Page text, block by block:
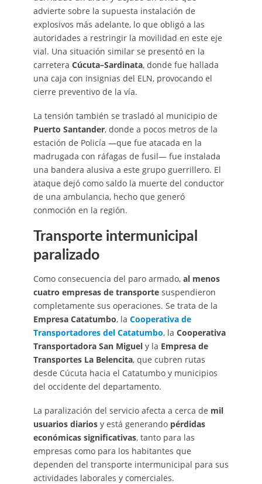
advierte sobre la supuesta instalación de
explosivos más adelante, lo que obligó a las
autoridades a restringir la movilidad en este eje
vial. Una situación similar se presentó en la
carretera Cúcuta–Sardinata, donde fue hallada
una caja con insignias del ELN, provocando el
cierre preventivo de la vía.
La tensión también se trasladó al municipio de
Puerto Santander, donde a pocos metros de la
estación de Policía —que fue atacada en la
madrugada con ráfagas de fusil— fue instalada
una bandera alusiva a este grupo guerrillero. El
ataque dejó como saldo la muerte del conductor
de una ambulancia, hecho que generó
conmoción en la región.
Transporte intermunicipal
paralizado
Como consecuencia del paro armado, al menos
cuatro empresas de transportesuspendieron
completamente sus operaciones. Se trata de la
Empresa Catatumbo, la Cooperativa de
Transportadores del Catatumbo, la Cooperativa
Transportadora San Miguely la Empresa de
Transportes La Belencita, que cubren rutas
desde Cúcuta hacia el Catatumbo y municipios
del occidente del departamento.
La paralización del servicio afecta a cerca de mil
usuarios diariosy está generando pérdidas
económicas significativas, tanto para las
empresas como para los habitantes que
dependen del transporte intermunicipal para sus
actividades laborales y comerciales.